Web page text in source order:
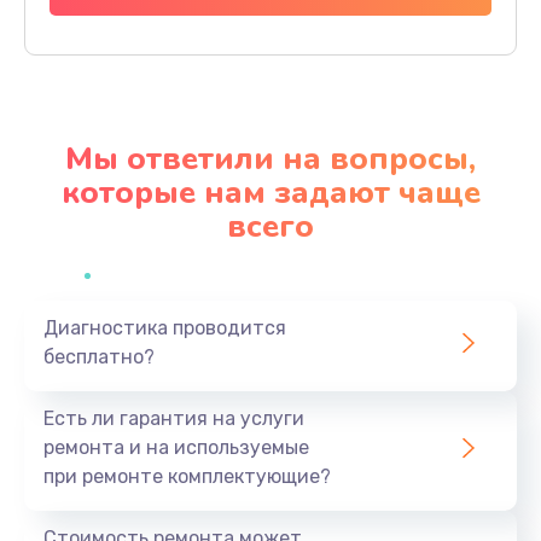
Заказать
Настройка BIOS
Заказать
1490 руб.
Мы ответили на вопросы,
которые нам задают чаще
всего
Диагностика проводится
бесплатно?
Есть ли гарантия на услуги
ремонта и на используемые
при ремонте комплектующие?